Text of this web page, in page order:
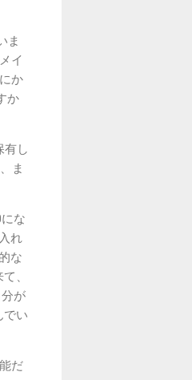
ま
イ
か
か
有し
ま
な
れ
な
、
が
でい
だ